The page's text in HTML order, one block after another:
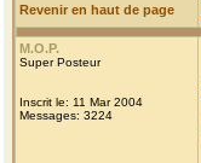
Revenir en haut de page
M.O.P.
Super Posteur
Inscrit le: 11 Mar 2004
Messages: 3224